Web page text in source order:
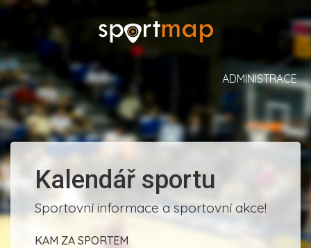
ADMINISTRACE
Kalendář sportu
Sportovní informace a sportovní akce!
KAM ZA SPORTEM